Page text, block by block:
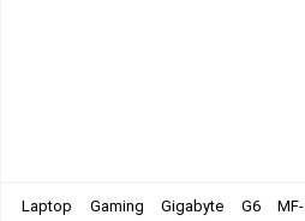
Laptop Gaming Gigabyte G6 MF-